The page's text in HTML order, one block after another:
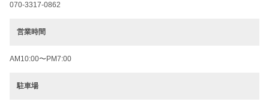
070-3317-0862
営業時間
AM10:00〜PM7:00
駐車場